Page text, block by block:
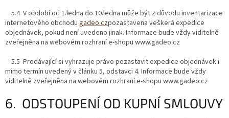
5.4 V období od 1.ledna do 10.ledna může být z důvodu inventarizace
internetového obchodu gadeo.czpozastavena veškerá expedice
objednávek, pokud není uvedeno jinak. Informace bude vždy viditelně
zveřejněna na webovém rozhraní e-shopu www.gadeo.cz
5.5 Prodávající si vyhrazuje právo pozastavit expedice objednávek i
mimo termín uvedený v článku 5, odstavci 4. Informace bude vždy
viditelně zveřejněna na webovém rozhraní e-shopu www.gadeo.cz
6. ODSTOUPENÍ OD KUPNÍ SMLOUVY